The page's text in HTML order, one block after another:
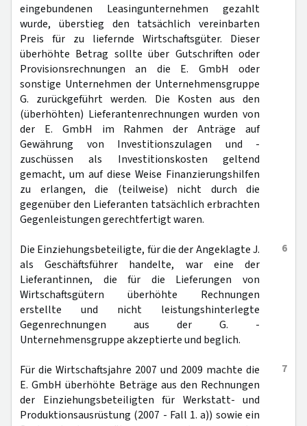
eingebundenen Leasingunternehmen gezahlt
wurde, überstieg den tatsächlich vereinbarten
Preis für zu liefernde Wirtschaftsgüter. Dieser
überhöhte Betrag sollte über Gutschriften oder
Provisionsrechnungen an die E. GmbH oder
sonstige Unternehmen der Unternehmensgruppe
G. zurückgeführt werden. Die Kosten aus den
(überhöhten) Lieferantenrechnungen wurden von
der E. GmbH im Rahmen der Anträge auf
Gewährung von Investitionszulagen und -
zuschüssen als Investitionskosten geltend
gemacht, um auf diese Weise Finanzierungshilfen
zu erlangen, die (teilweise) nicht durch die
gegenüber den Lieferanten tatsächlich erbrachten
Gegenleistungen gerechtfertigt waren.
6
Die Einziehungsbeteiligte, für die der Angeklagte J.
als Geschäftsführer handelte, war eine der
Lieferantinnen, die für die Lieferungen von
Wirtschaftsgütern überhöhte Rechnungen
erstellte und nicht leistungshinterlegte
Gegenrechnungen aus der G. -
Unternehmensgruppe akzeptierte und beglich.
7
Für die Wirtschaftsjahre 2007 und 2009 machte die
E. GmbH überhöhte Beträge aus den Rechnungen
der Einziehungsbeteiligten für Werkstatt- und
Produktionsausrüstung (2007 - Fall 1. a)) sowie ein